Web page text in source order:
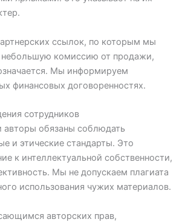
ссылок, по которым мы
комиссию от продажи,
Мы информируем
финансовых договоренностях.
сотрудников
авторы обязаны соблюдать
и этические стандарты. Это
к интеллектуальной собственности,
Мы не допускаем плагиата
использования чужих материалов.
авторских прав,